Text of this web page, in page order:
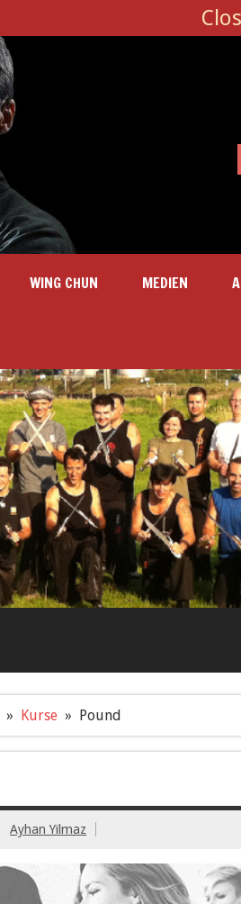
WING CHUN MEDIEN
Kurse Pound
Ayhan Yilmaz